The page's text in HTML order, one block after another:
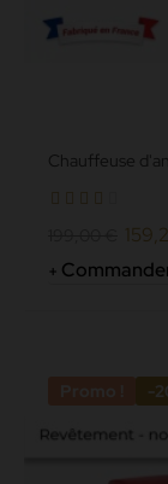
Chauffeuse
-